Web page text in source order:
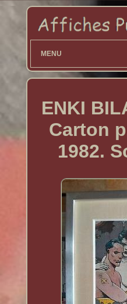
MENU
ENKI
Carton
1982.